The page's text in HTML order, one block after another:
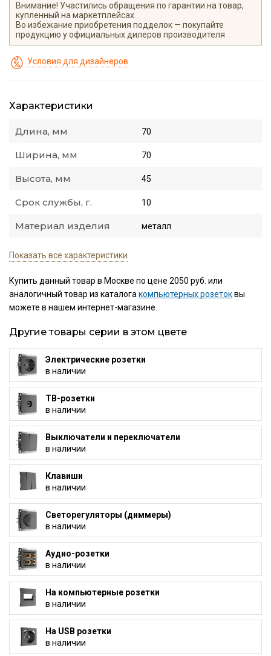
Внимание! Участились обращения по гарантии на товар,
купленный на маркетплейсах.
Во избежание приобретения подделок — покупайте
продукцию у официальных дилеров производителя
Условия для дизайнеров
Характеристики
Длина, мм 70
Ширина, мм 70
Высота, мм 45
Срок службы, г. 10
Материал изделия металл
Показать все характеристики
Купить данный товар в Москве по цене 2050 руб. или
аналогичный товар из каталогакомпьютерных розетоквы
можете в нашем интернет-магазине.
Другие товары серии в этом цвете
Электрические розетки
в наличии
ТВ-розетки
в наличии
Выключатели и переключатели
в наличии
Клавиши
в наличии
Светорегуляторы (диммеры)
в наличии
Аудио-розетки
в наличии
На компьютерные розетки
в наличии
На USB розетки
в наличии